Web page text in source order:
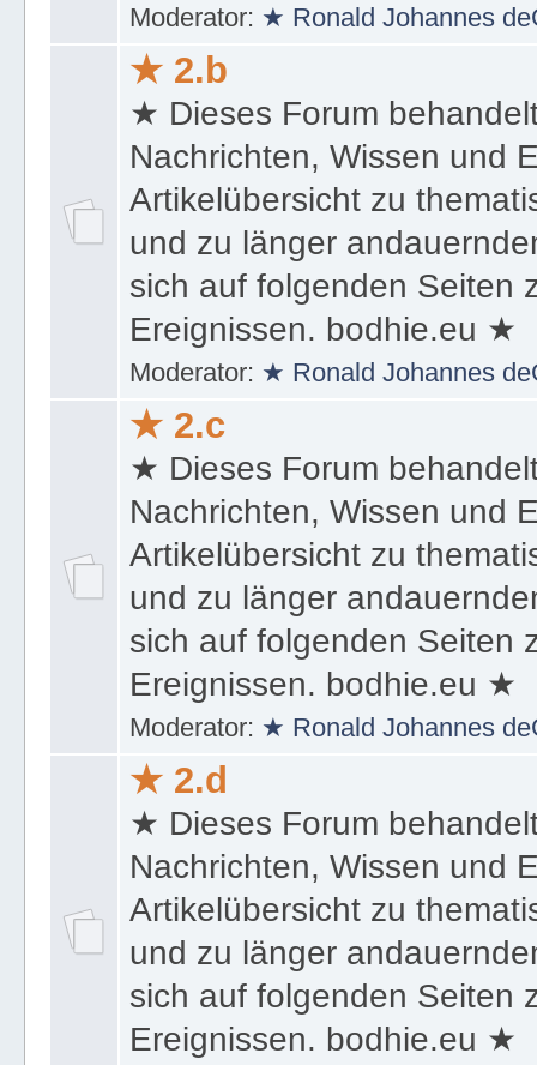
Moderator: ★ Ronald Johannes
★ 2.b
★ Dieses Forum
Nachrichten, Wissen und
Artikelübersicht zu
und zu länger
sich auf folgenden Seiten
Ereignissen. bodhie.eu ★
Moderator: ★ Ronald Johannes
★ 2.c
★ Dieses Forum
Nachrichten, Wissen und
Artikelübersicht zu
und zu länger
sich auf folgenden Seiten
Ereignissen. bodhie.eu ★
Moderator: ★ Ronald Johannes
★ 2.d
★ Dieses Forum
Nachrichten, Wissen und
Artikelübersicht zu
und zu länger
sich auf folgenden Seiten
Ereignissen. bodhie.eu ★